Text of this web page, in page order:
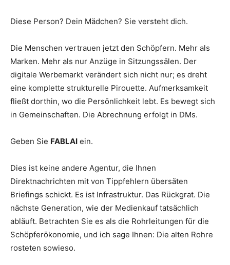
Diese Person? Dein Mädchen? Sie versteht dich.
Die Menschen vertrauen jetzt den Schöpfern. Mehr als
Marken. Mehr als nur Anzüge in Sitzungssälen. Der
digitale Werbemarkt verändert sich nicht nur; es dreht
eine komplette strukturelle Pirouette. Aufmerksamkeit
fließt dorthin, wo die Persönlichkeit lebt. Es bewegt sich
in Gemeinschaften. Die Abrechnung erfolgt in DMs.
Geben Sie FABLAI ein.
Dies ist keine andere Agentur, die Ihnen
Direktnachrichten mit von Tippfehlern übersäten
Briefings schickt. Es ist Infrastruktur. Das Rückgrat. Die
nächste Generation, wie der Medienkauf tatsächlich
abläuft. Betrachten Sie es als die Rohrleitungen für die
Schöpferökonomie, und ich sage Ihnen: Die alten Rohre
rosteten sowieso.